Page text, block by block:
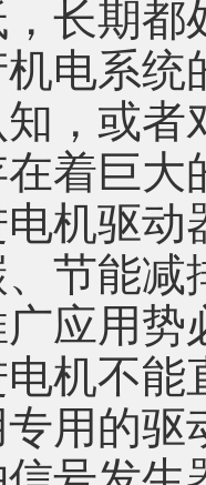
长期
电系
，或
着巨
机驱
节能
应用
机不
用的